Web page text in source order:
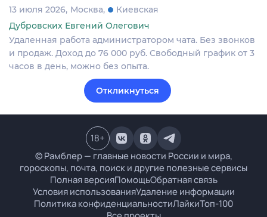
13 июля 2026 Москва
Киевская
Дубровских Евгений Олегович
Удаленная работа администратором чата. Без звонков
и продаж. Доход до 76 000 руб. Свободный график от 3
часов в день, можно без опыта.
Откликнуться
© Рамблер — главные новости России и мира,
гороскопы, почта, поиск и другие полезные сервисы
Полная версияПомощьОбратная связь
Условия использованияУдаление информации
Политика конфиденциальностиЛайкиТоп-100
18+